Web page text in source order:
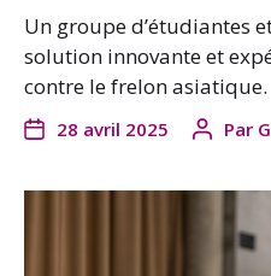
Un groupe d’étudiantes
solution innovante et
contre le frelon asiatique.
28 avril 2025 Par